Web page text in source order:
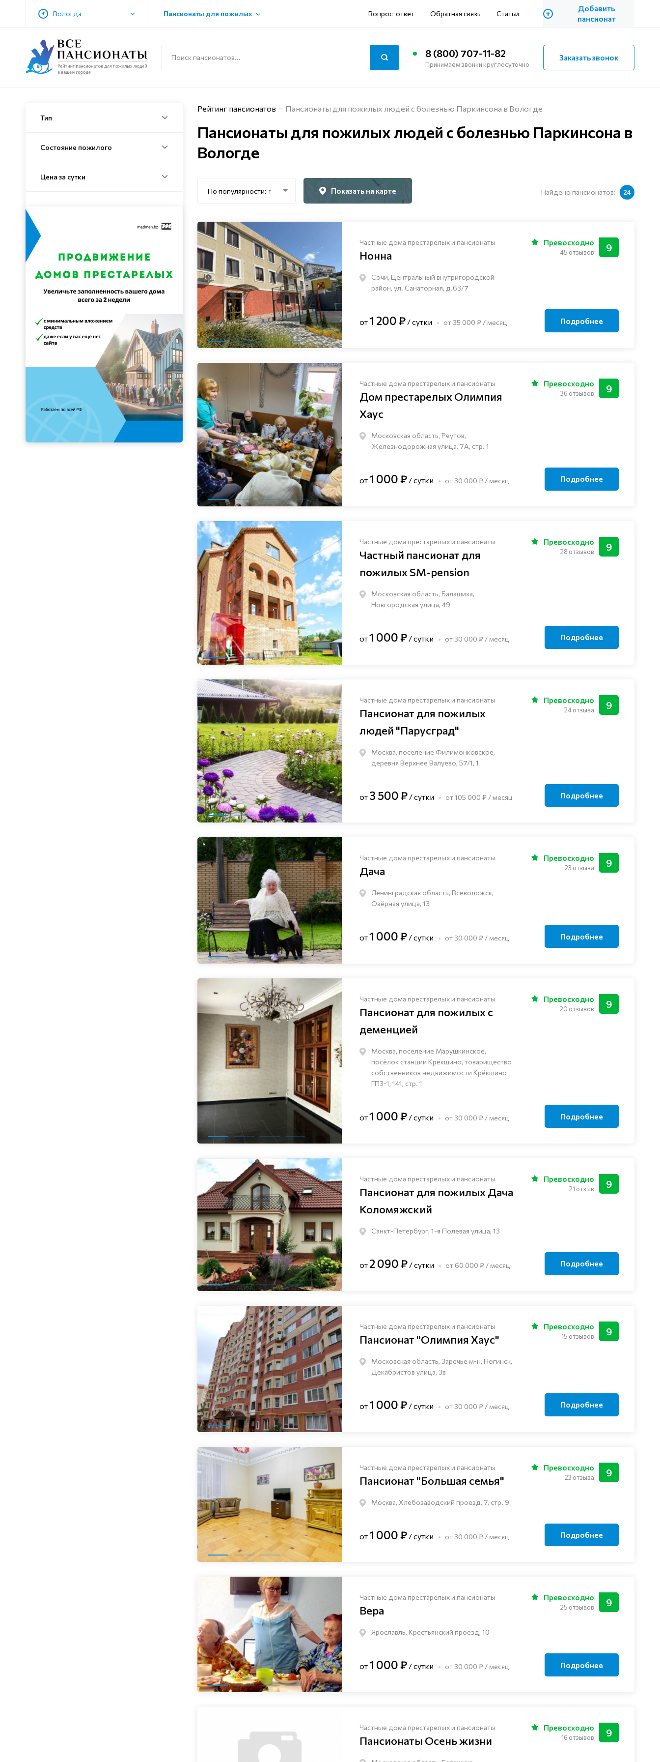
Вологда Пансионаты для пожилых Вопрос-ответ Обратная связь Статьи +
Добавить
пансионат
8 (800) 707-11-82
Принимаем звонки круглосуточно
Заказать звонок
Тип
Состояние пожилого
Цена за сутки
Рейтинг пансионатов Пансионаты для пожилых людей с болезнью Паркинсона в Вологде
Пансионаты для пожилых людей с болезнью Паркинсона в
Вологде
По популярности: ↑ Показать на карте Найдено пансионатов: 24
Частные дома престарелых и пансионаты
Нонна
Сочи, Центральный внутригородской
район, ул. Санаторная, д.63/7
9
Превосходно
45 отзывов
от1 200 ₽ / сутки от 35 000 ₽ / месяц Подробнее
Частные дома престарелых и пансионаты
Дом престарелых Олимпия
Хаус
Московская область, Реутов,
Железнодорожная улица, 7А, стр. 1
9
Превосходно
36 отзывов
от1 000 ₽ / сутки от 30 000 ₽ / месяц Подробнее
Частные дома престарелых и пансионаты
Частный пансионат для
пожилых SM-pension
Московская область, Балашиха,
Новгородская улица, 49
9
Превосходно
28 отзывов
от1 000 ₽ / сутки от 30 000 ₽ / месяц Подробнее
Частные дома престарелых и пансионаты
Пансионат для пожилых
людей "Парусград"
Москва, поселение Филимонковское,
деревня Верхнее Валуево, 57/1, 1
9
Превосходно
24 отзыва
от 3 500 ₽ / сутки от 105 000 ₽ / месяц Подробнее
Частные дома престарелых и пансионаты
Дача
Ленинградская область, Всеволожск,
Озёрная улица, 13
9
Превосходно
23 отзыва
от1 000 ₽ / сутки от 30 000 ₽ / месяц Подробнее
Частные дома престарелых и пансионаты
Пансионат для пожилых с
деменцией
Москва, поселение Марушкинское,
посёлок станции Крёкшино, товарищество
собственников недвижимости Крёкшино
ГПЗ-1, 141, стр. 1
9
Превосходно
20 отзывов
от1 000 ₽ / сутки от 30 000 ₽ / месяц Подробнее
Частные дома престарелых и пансионаты
Пансионат для пожилых Дача
Коломяжский
Санкт-Петербург, 1-я Полевая улица, 13
9
Превосходно
21 отзыв
от 2 090 ₽ / сутки от 60 000 ₽ / месяц Подробнее
Частные дома престарелых и пансионаты
Пансионат "Олимпия Хаус"
Московская область, Заречье м-н, Ногинск, ​
Декабристов улица, 3в
9
Превосходно
15 отзывов
от1 000 ₽ / сутки от 30 000 ₽ / месяц Подробнее
Частные дома престарелых и пансионаты
Пансионат "Большая семья"
Москва, Хлебозаводский проезд, 7, стр. 9
9
Превосходно
23 отзыва
от1 000 ₽ / сутки от 30 000 ₽ / месяц Подробнее
Частные дома престарелых и пансионаты
Вера
Ярославль, Крестьянский проезд, 10
9
Превосходно
25 отзывов
от1 000 ₽ / сутки от 30 000 ₽ / месяц Подробнее
Частные дома престарелых и пансионаты
Пансионаты Осень жизни
9
Превосходно
16 отзывов